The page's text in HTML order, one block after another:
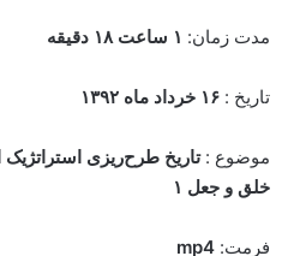
مدت زمان:
تاریخ : ۱۶ خرداد ماه ۱۳۹۲
موضوع :
خلق ‌و ‌جعل‌ ۱
فرمت: